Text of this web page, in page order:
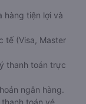
hàng tiện lợi và
tế (Visa, Master
thanh toán trực
ngân hàng.
toán vé